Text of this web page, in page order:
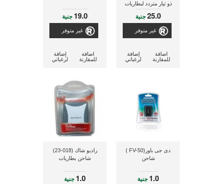
ذو تيار متردد لبطاريات
الكاميرات الرقمية
(باناسونيك, فوجى,
25.0جنية
غير متوفر
إضافة
لرغباتي
اضافة
للمقارنة
19.0 جنية
غير متوفر
إضافة
لرغباتي
اضافة
للمقارنة
دى جى باور(FV-50 )
شاحن
1.0 جنية
راديو شاك (018-23)
شاحن بطاريات
1.0 جنية